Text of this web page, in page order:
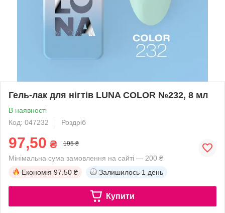
Гель-лак для нігтів LUNA COLOR №232, 8 мл
В наявності
Код: 047232
Роздріб
97,50 ₴ 195 ₴
Мінімальна сума замовлення на сайті — 200 ₴
Економія 97.50 ₴ Залишилось 1 день
Купити